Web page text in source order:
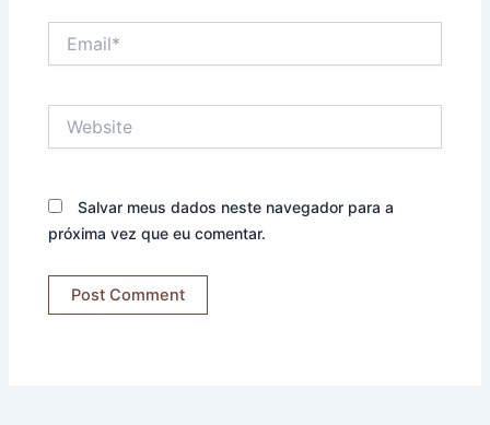
Salvar meus dados neste navegador para a
próxima vez que eu comentar.